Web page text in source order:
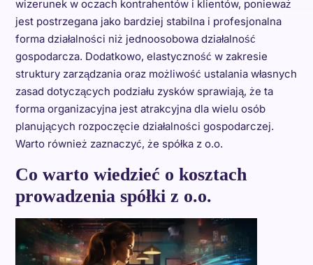
wizerunek w oczach kontrahentów i klientów, ponieważ
jest postrzegana jako bardziej stabilna i profesjonalna
forma działalności niż jednoosobowa działalność
gospodarcza. Dodatkowo, elastyczność w zakresie
struktury zarządzania oraz możliwość ustalania własnych
zasad dotyczących podziału zysków sprawiają, że ta
forma organizacyjna jest atrakcyjna dla wielu osób
planujących rozpoczęcie działalności gospodarczej.
Warto również zaznaczyć, że spółka z o.o.
Co warto wiedzieć o kosztach
prowadzenia spółki z o.o.